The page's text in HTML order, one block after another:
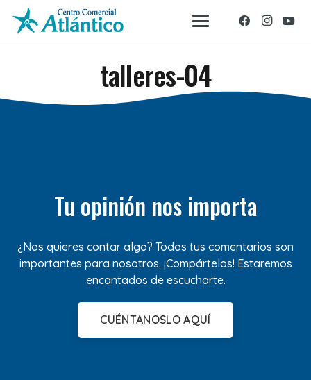
talleres-04
Tu opinión nos importa
¿Nos quieres contar algo? Todos tus comentarios son
importantes para nosotros. ¡Compártelos! Estaremos
encantados de escucharte.
CUÉNTANOSLO AQUÍ